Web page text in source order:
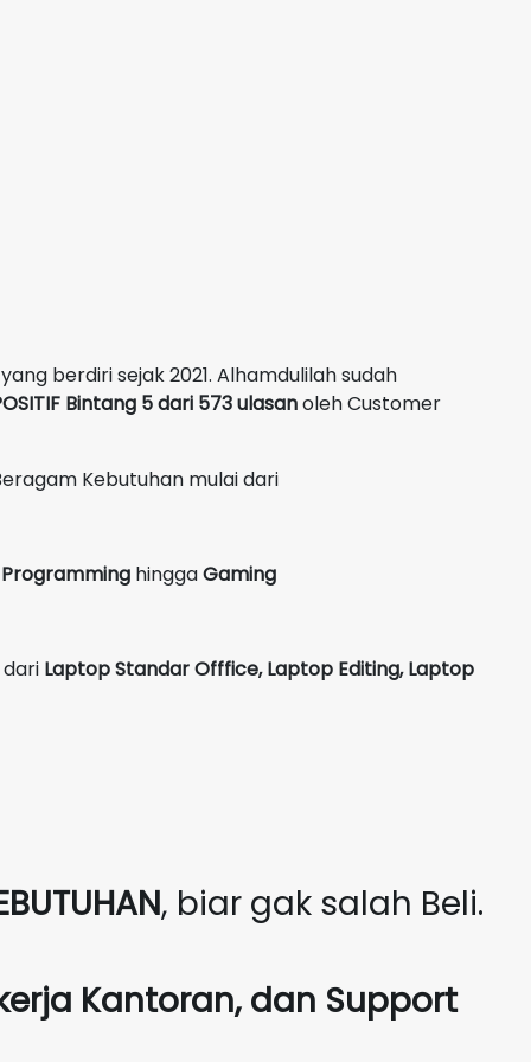
berdiri sejak 2021. Alhamdulilah sudah
Bintang 5 dari 573 ulasanoleh Customer
Kebutuhan mulai dari
Programming hinggaGaming
Laptop Standar Offfice, Laptop Editing, Laptop
, biar gak salah Beli.
Kantoran, dan Support